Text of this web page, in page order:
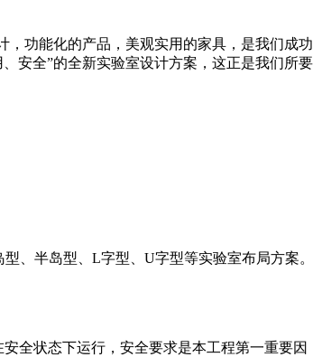
功能化的产品，美观实用的家具，是我们成功
安全”的全新实验室设计方案，这正是我们所要
、半岛型、L字型、U字型等实验室布局方案。
全状态下运行，安全要求是本工程第一重要因